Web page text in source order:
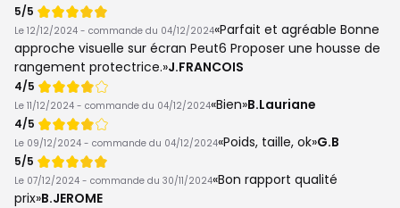
Note
de
5/5
Le 12/12/2024 - commande du 04/12/2024 Parfait et agréable Bonne
approche visuelle sur écran Peut6 Proposer une housse de
rangement protectrice. J.FRANCOIS
Note
de
4/5
Le 11/12/2024 - commande du 04/12/2024 Bien B.Lauriane
Note
de
4/5
Le 09/12/2024 - commande du 04/12/2024 Poids, taille, ok G.B
Note
de
5/5
Le 07/12/2024 - commande du 30/11/2024 Bon rapport qualité
prix B.JEROME